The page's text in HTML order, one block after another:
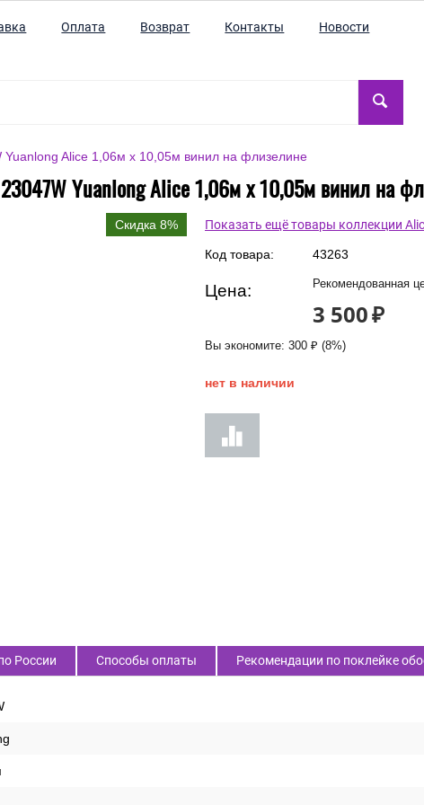
Оплата Возврат Контакты Новости
Alice 1,06м х 10,05м винил на флизелине
Yuanlong Alice 1,06м х 10,05м винил на
Скидка 8% Показать ещё товары коллекции
Код товара: 43263
Рекомендованная
Цена:
3 500₽
Вы экономите: 300 ₽ (8%)
нет в наличии
России Способы оплаты Рекомендации по поклейке